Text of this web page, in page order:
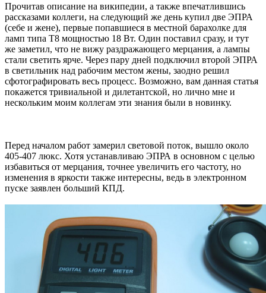
Прочитав описание на википедии, а также впечатлившись
рассказами коллеги, на следующий же день купил две ЭПРА
(себе и жене), первые попавшиеся в местной барахолке для
ламп типа T8 мощностью 18 Вт. Один поставил сразу, и тут
же заметил, что не вижу раздражающего мерцания, а лампы
стали светить ярче. Через пару дней подключил второй ЭПРА
в светильник над рабочим местом жены, заодно решил
сфотографировать весь процесс. Возможно, вам данная статья
покажется тривиальной и дилетантской, но лично мне и
нескольким моим коллегам эти знания были в новинку.
Перед началом работ замерил световой поток, вышло около
405-407 люкс. Хотя устанавливаю ЭПРА в основном с целью
избавиться от мерцания, точнее увеличить его частоту, но
изменения в яркости также интересны, ведь в электронном
пуске заявлен больший КПД.